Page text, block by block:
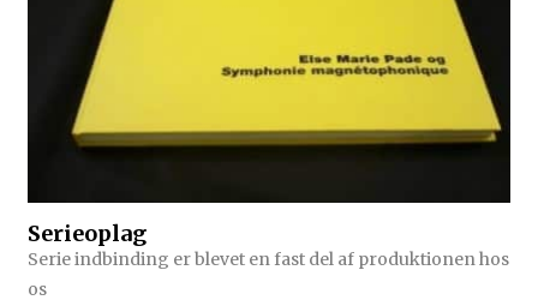
Serieoplag
Serie indbinding er blevet en fast del af produktionen hos
os